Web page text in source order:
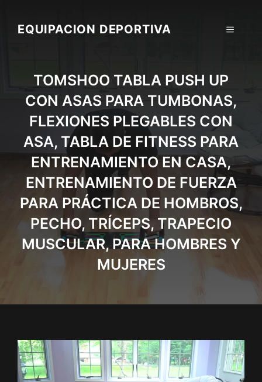
contentEQUIPACION DEPORTIVA MENU
TOMSHOO TABLA PUSH UP
CON ASAS PARA TUMBONAS,
FLEXIONES PLEGABLES CON
ASA, TABLA DE FITNESS PARA
ENTRENAMIENTO EN CASA,
ENTRENAMIENTO DE FUERZA
PARA PRÁCTICA DE HOMBROS,
PECHO, TRÍCEPS, TRAPECIO
MUSCULAR, PARA HOMBRES Y
MUJERES